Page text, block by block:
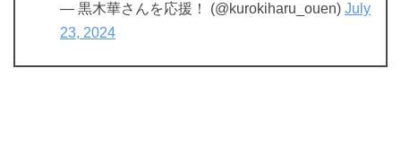
— 黒木華さんを応援！ (@kurokiharu_ouen) July
23, 2024